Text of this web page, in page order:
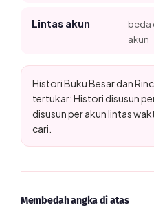
Lintas akun
beda
akun
Histori Buku Besar dan
tertukar: Histori disusun
disusun per akun lintas
cari.
Membedah angka di atas